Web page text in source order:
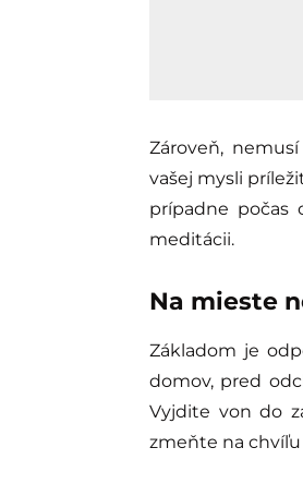
Zároveň,
vašej mysli
prípadne počas
meditácii.
Na mieste
Základom je
domov, pred
Vyjdite von do
zmeňte na